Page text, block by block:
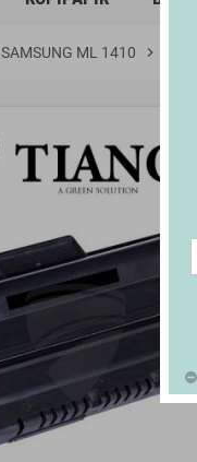
SAMSUNG ML 1410 chevron_right